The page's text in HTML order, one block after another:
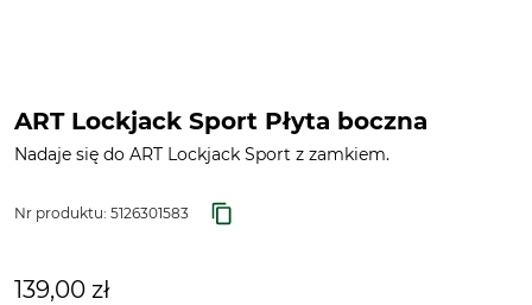
ART Lockjack Sport Płyta boczna
Nadaje się do ART Lockjack Sport z zamkiem.
Nr produktu: 5126301583
139,00 zł